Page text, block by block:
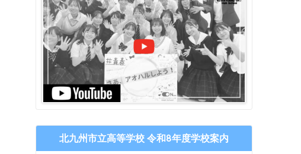
北九州市立高等学校 令和8年度学校案内